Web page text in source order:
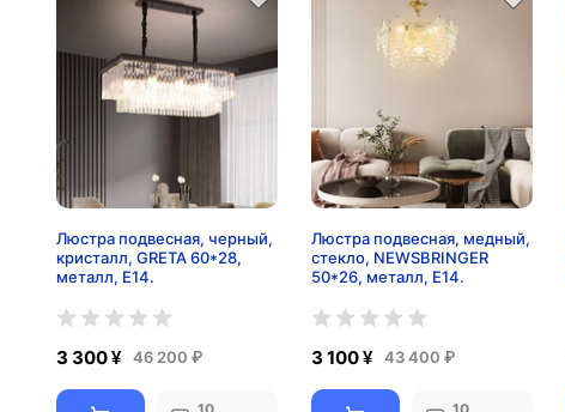
Люстра подвесная, черный,
кристалл, GRETA 60*28,
металл, E14.
3 300 ¥ 46 200 ₽
10
Люстра подвесная, медный,
стекло, NEWSBRINGER
50*26, металл, E14.
3 100 ¥ 43 400 ₽
10